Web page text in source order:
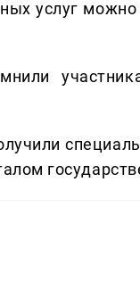
услуг